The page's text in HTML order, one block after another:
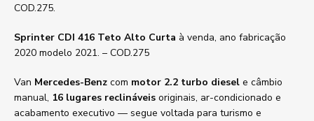
COD.275.
Sprinter CDI 416 Teto Alto Curta à venda, ano fabricação
2020 modelo 2021. – COD.275
Van Mercedes-Benz com motor 2.2 turbo diesel e câmbio
manual, 16 lugares reclináveis originais, ar-condicionado e
acabamento executivo — segue voltada para turismo e